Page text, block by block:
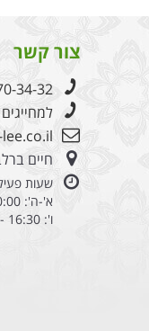
צור קשר
34-32
חיים ברלב 10 אור
שעות
א'-ה': 20:00 - 08:30
ו': 16:30 - 08:30